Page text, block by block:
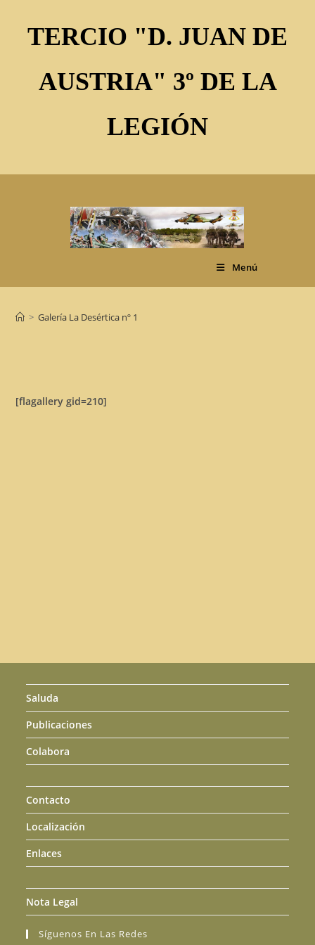
contenidoTERCIO "D. JUAN DE
AUSTRIA" 3º DE LA
LEGIÓN
Menú
> Galería La Desértica nº 1
[flagallery gid=210]
Saluda
Publicaciones
Colabora
Contacto
Localización
Enlaces
Nota Legal
Síguenos En Las Redes